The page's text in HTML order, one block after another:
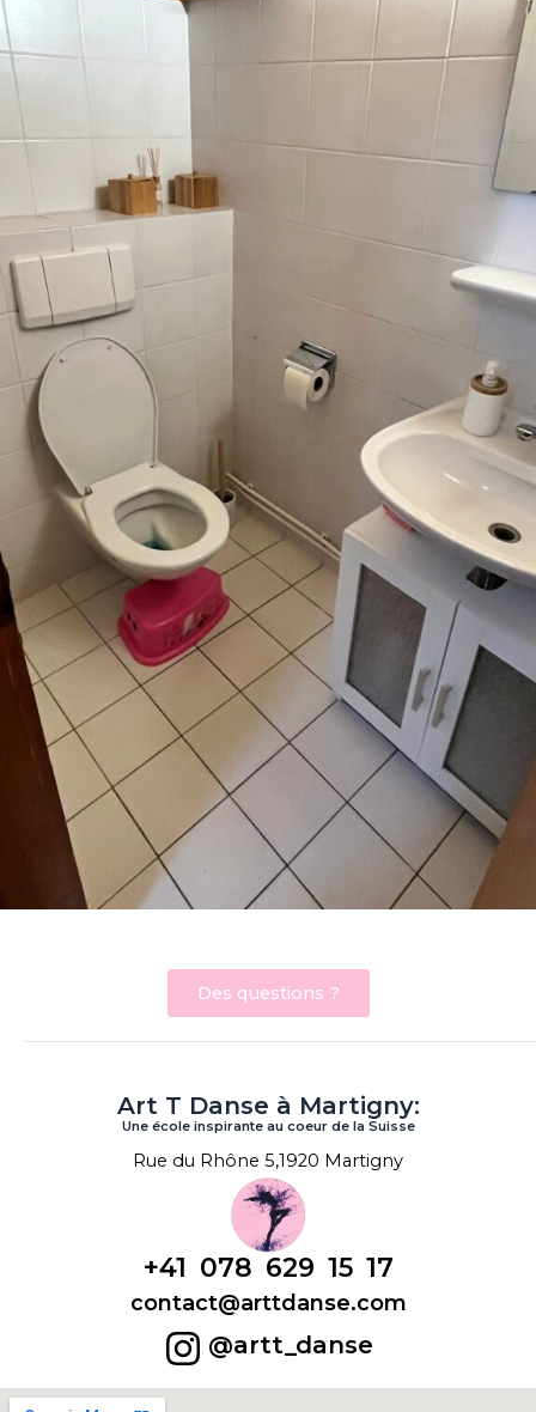
Des questions ?
Art T Danse à Martigny:
Une école inspirante au coeur de la Suisse
Rue du Rhône 5,1920 Martigny
+41 078 629 15 17
contact@arttdanse.com
@artt_danse